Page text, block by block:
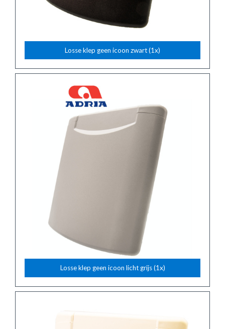
Losse klep geen icoon zwart (1x)
Losse klep geen icoon licht grijs (1x)